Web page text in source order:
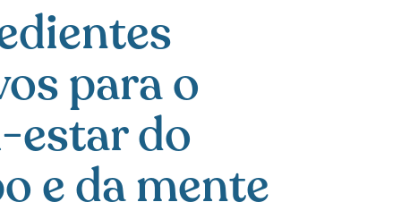
para o
estar do
e da mente